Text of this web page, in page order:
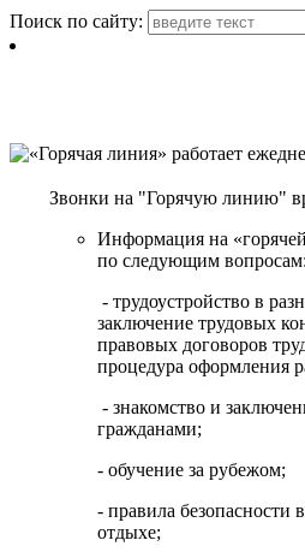
Поиск по сайту:
Звонки на "Горячую линию"
Информация на
по следующим вопросам:
- трудоустройство в
заключение трудовых
правовых договоров
процедура оформления
- знакомство и
гражданами;
- обучение за рубежом;
- правила безопасности
отдыхе;